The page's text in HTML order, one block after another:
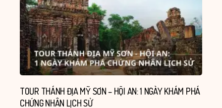
TOUR THÁNH ĐỊA MỸ SƠN – HỘI AN: 1 NGÀY KHÁM PHÁ
CHỨNG NHÂN LỊCH SỬ